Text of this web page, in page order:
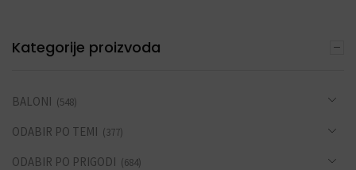
Kategorije proizvoda
BALONI (548)
ODABIR PO TEMI (377)
ODABIR PO PRIGODI (684)